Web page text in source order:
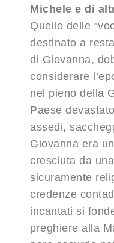
Michele e di
Quello delle
destinato a
di Giovanna,
considerare
nel pieno della
Paese
assedi,
Giovanna era
cresciuta da
sicuramente
credenze
incantati si
preghiere alla